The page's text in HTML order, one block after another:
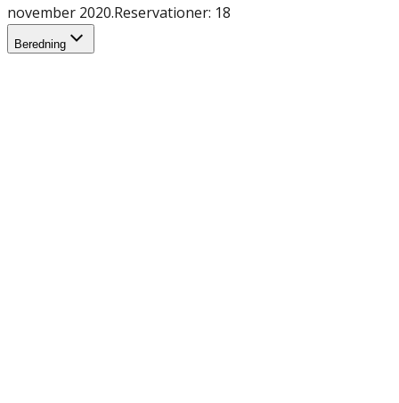
november 2020.Reservationer: 18
Beredning